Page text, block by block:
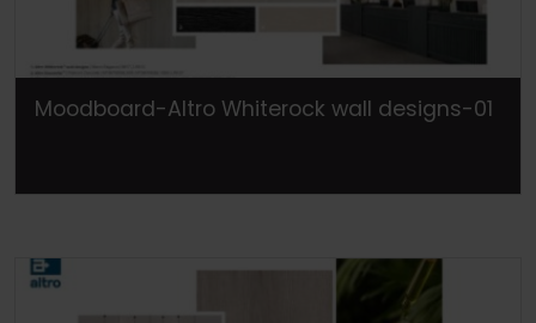
Moodboard-Altro Whiterock wall designs-01